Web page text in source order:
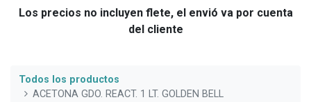
Los precios no incluyen flete, el envió va por cuenta
del cliente
Todos los productos
ACETONA GDO. REACT. 1 LT. GOLDEN BELL